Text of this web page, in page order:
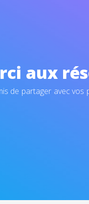
aux
de partager avec